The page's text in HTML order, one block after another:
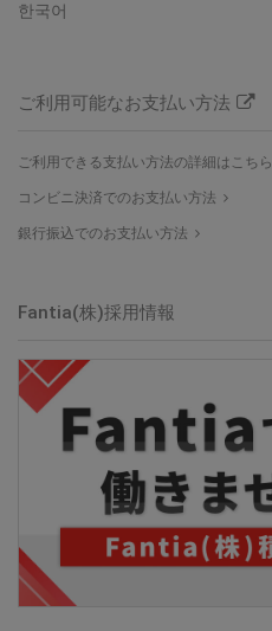
한국어
ご利用可能なお支払い方法
ご利用できる支払い方法の詳細はこちら
コンビニ決済でのお支払い方法
銀行振込でのお支払い方法
Fantia(株)採用情報